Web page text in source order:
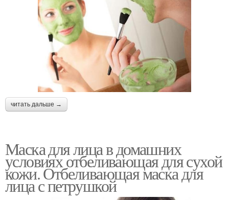
читать дальше →
Маска для лица в домашних
условиях отбеливающая для сухой
кожи. Отбеливающая маска для
лица с петрушкой